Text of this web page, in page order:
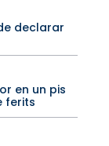
declarar
en un pis
ferits